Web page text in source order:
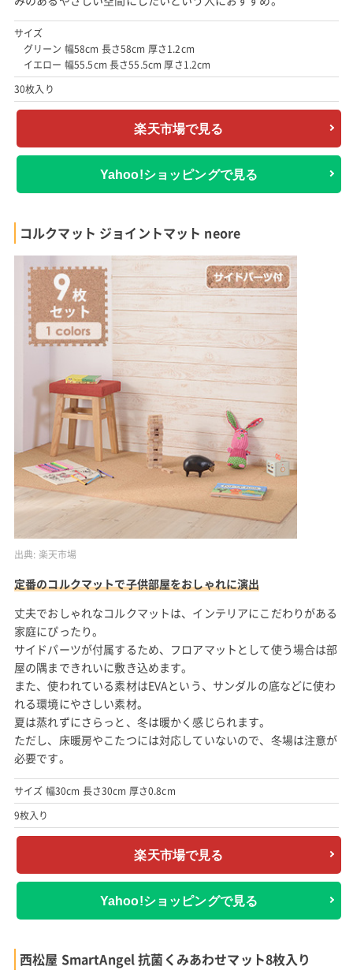
サイズ
グリーン 幅58cm 長さ58cm 厚さ1.2cm
イエロー 幅55.5cm 長さ55.5cm 厚さ1.2cm
30枚入り
楽天市場で見る
Yahoo!ショッピングで見る
コルクマット ジョイントマット neore
出典: 楽天市場
定番のコルクマットで子供部屋をおしゃれに演出
丈夫でおしゃれなコルクマットは、インテリアにこだわりがある
家庭にぴったり。
サイドパーツが付属するため、フロアマットとして使う場合は部
屋の隅まできれいに敷き込めます。
また、使われている素材はEVAという、サンダルの底などに使わ
れる環境にやさしい素材。
夏は蒸れずにさらっと、冬は暖かく感じられます。
ただし、床暖房やこたつには対応していないので、冬場は注意が
必要です。
サイズ 幅30cm 長さ30cm 厚さ0.8cm
9枚入り
楽天市場で見る
Yahoo!ショッピングで見る
西松屋 SmartAngel 抗菌くみあわせマット8枚入り